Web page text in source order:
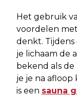
Het gebruik
voordelen
denkt. Tijdens
je lichaam de
bekend als de
je je na
is een sauna